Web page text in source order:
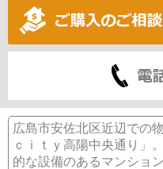
広島市安佐北区近辺での
ｃｉｔｙ高陽中央通り」
的な設備のあるマンショ